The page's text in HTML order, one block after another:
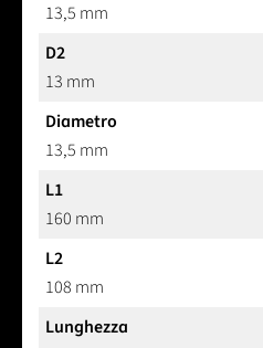
13,5 mm
D2
13 mm
Diametro
13,5 mm
L1
160 mm
L2
108 mm
Lunghezza